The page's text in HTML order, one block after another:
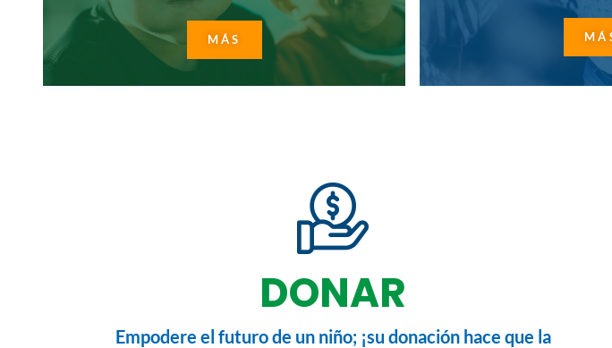
MÁS
DONAR
Empodere el futuro de un niño; ¡su donación hace que la